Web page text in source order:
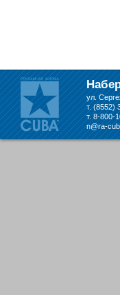
складе в Набережных
ул.
т. (8552)
т. 8-800-
n@ra-